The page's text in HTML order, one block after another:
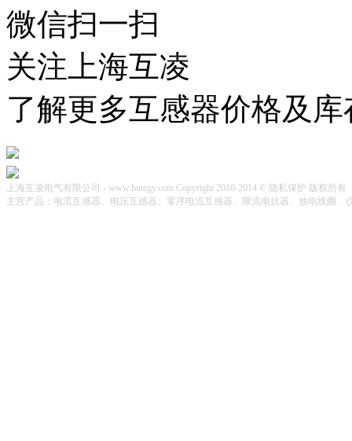
微信扫一扫
关注上海互凌
了解更多互感器价格及库
上海互凌电气有限公司 - www.hutegy.com Copyright 2010-2014 © 隐私保护 版权所有
主营产品：电流互感器、电压互感器、零序电流互感器、限流电抗器、放电线圈、